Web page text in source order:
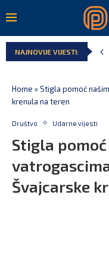
NAJNOVIJE VIJESTI:
Home »Stigla pomoć
krenula na teren
Društvo Udarne vijesti
Stigla
Švajcarske